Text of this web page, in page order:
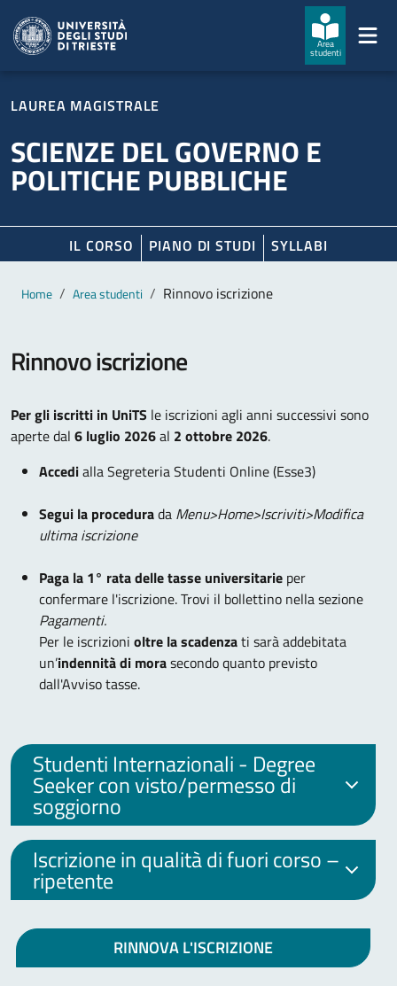
Area
studenti
LAUREA MAGISTRALE
SCIENZE DEL GOVERNO E
POLITICHE PUBBLICHE
IL CORSO PIANO DI STUDI SYLLABI
Contenuto principale
Breadcrumb
Home Area studenti Rinnovo iscrizione
Rinnovo iscrizione
Per gli iscritti in UniTS le iscrizioni agli anni successivi sono
aperte dal 6 luglio 2026al 2 ottobre 2026.
Accedialla Segreteria Studenti Online (Esse3)
Segui la procedurada Menu>Home>Iscriviti>Modifica
ultima iscrizione
Paga la 1° rata delle tasse universitarie per
confermare l'iscrizione. Trovi il bollettino nella sezione
Pagamenti.
Per le iscrizioni oltre la scadenzati sarà addebitata
un’indennità di morasecondo quanto previsto
dall'Avviso tasse.
Studenti Internazionali - Degree
Seeker con visto/permesso di
soggiorno
Iscrizione in qualità di fuori corso –
ripetente
RINNOVA L'ISCRIZIONE